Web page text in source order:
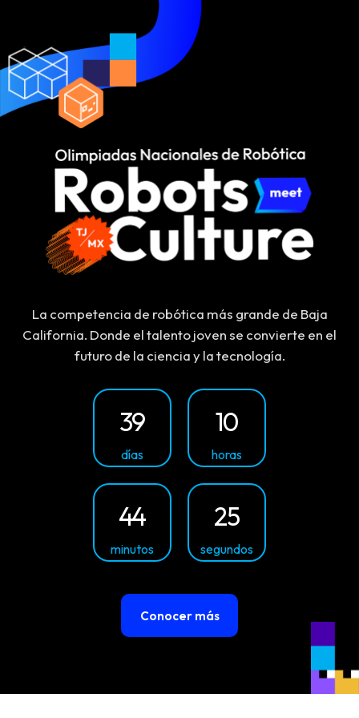
La competencia de robótica más grande de Baja
California. Donde el talento joven se convierte en el
futuro de la ciencia y la tecnología.
39
días
10
horas
44
minutos
25
segundos
Conocer más